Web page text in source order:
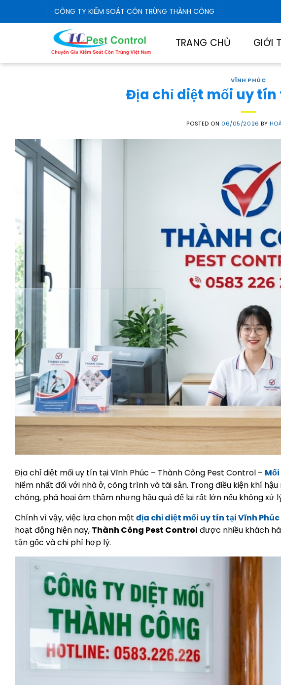
CÔNG TY KIỂM SOÁT CÔN TRÙNG THÀNH CÔNG
TRANG CHỦ GIỚI
VĨNH PHÚC
Địa chỉ diệt mối uy tín
POSTED ON 06/05/2026 BY
Địa chỉ diệt mối uy tín tại Vĩnh Phúc – Thành Công Pest Control – Mối
hiểm nhất đối với nhà ở, công trình và tài sản. Trong điều kiện khí
chóng, phá hoại âm thầm nhưng hậu quả để lại rất lớn nếu không xử
Chính vì vậy, việc lựa chọn một địa chỉ diệt mối uy tín tại Vĩnh Phúc
hoạt động hiện nay, Thành Công Pest Control được nhiều khách
tận gốc và chi phí hợp lý.